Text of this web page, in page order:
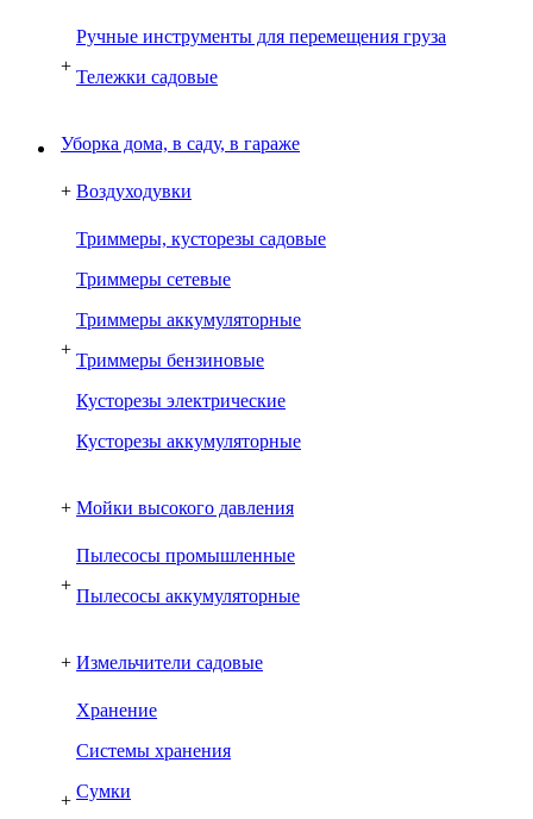
+
Ручные инструменты для перемещения груза
Тележки садовые
Уборка дома, в саду, в гараже
+ Воздуходувки
+
Триммеры, кусторезы садовые
Триммеры сетевые
Триммеры аккумуляторные
Триммеры бензиновые
Кусторезы электрические
Кусторезы аккумуляторные
+ Мойки высокого давления
+
Пылесосы промышленные
Пылесосы аккумуляторные
+ Измельчители садовые
+
Хранение
Системы хранения
Сумки